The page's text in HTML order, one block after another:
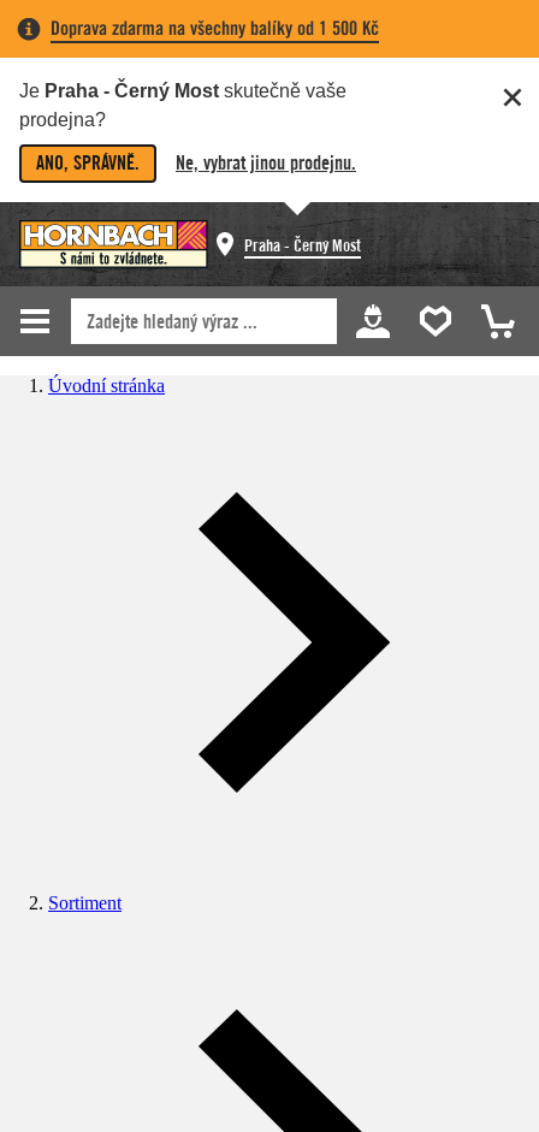
Doprava zdarma na všechny balíky od 1 500 Kč
Je Praha - Černý Most skutečně vaše
prodejna?
ANO, SPRÁVNĚ. Ne, vybrat jinou prodejnu.
Praha - Černý Most
Úvodní stránka
Sortiment